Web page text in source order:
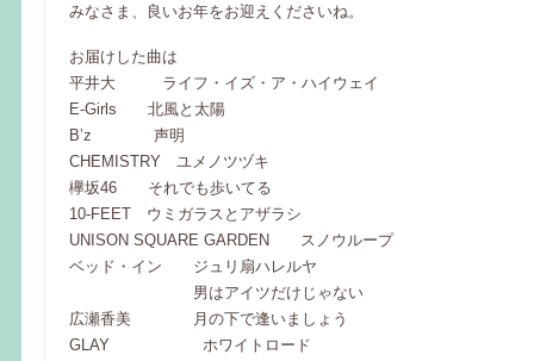
みなさま、良いお年をお迎えくださいね。
お届けした曲は
平井大 ライフ・イズ・ア・ハイウェイ
E-Girls 北風と太陽
B’z 声明
CHEMISTRY ユメノツヅキ
欅坂46 それでも歩いてる
10-FEET ウミガラスとアザラシ
UNISON SQUARE GARDEN スノウループ
ベッド・イン ジュリ扇ハレルヤ
男はアイツだけじゃない
広瀬香美 月の下で逢いましょう
GLAY ホワイトロード